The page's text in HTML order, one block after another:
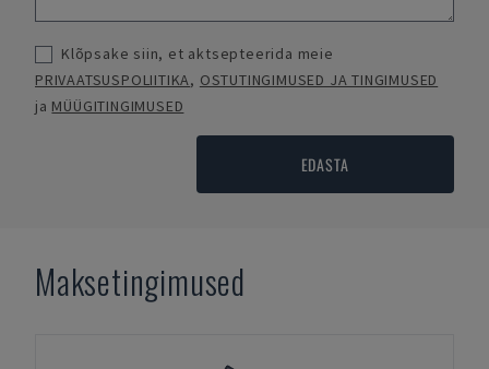
Klõpsake siin, et aktsepteerida meie
PRIVAATSUSPOLIITIKA, OSTUTINGIMUSED JA TINGIMUSED
ja MÜÜGITINGIMUSED
EDASTA
Maksetingimused